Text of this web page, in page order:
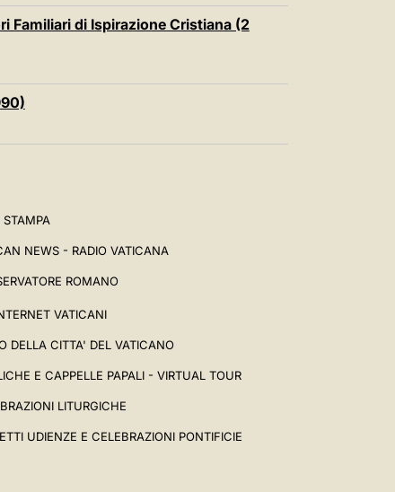
Familiari di Ispirazione Cristiana (2
NEWS - RADIO VATICANA
ROMANO
VATICANI
DELLA CITTA' DEL VATICANO
E CAPPELLE PAPALI - VIRTUAL TOUR
LITURGICHE
UDIENZE E CELEBRAZIONI PONTIFICIE